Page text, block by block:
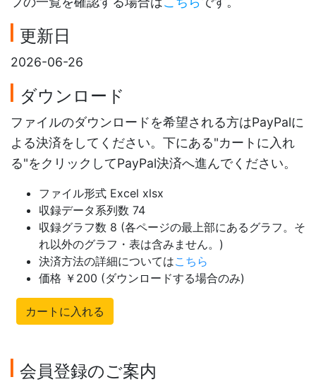
更新日
2026-06-26
ダウンロード
ファイルのダウンロードを希望される方はPayPalに
よる決済をしてください。下にある"カートに入れ
る"をクリックしてPayPal決済へ進んでください。
ファイル形式 Excel xlsx
収録データ系列数 74
収録グラフ数 8 (各ページの最上部にあるグラフ。そ
れ以外のグラフ・表は含みません。)
決済方法の詳細についてはこちら
価格 ￥200 (ダウンロードする場合のみ)
カートに入れる
会員登録のご案内